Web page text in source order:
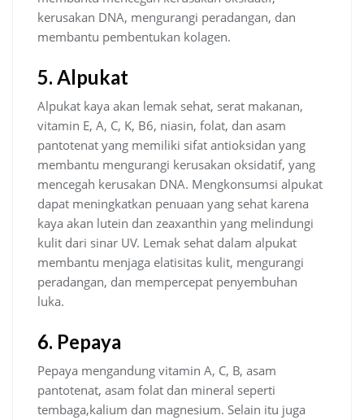
kerusakan DNA, mengurangi peradangan, dan
membantu pembentukan kolagen.
5. Alpukat
Alpukat kaya akan lemak sehat, serat makanan,
vitamin E, A, C, K, B6, niasin, folat, dan asam
pantotenat yang memiliki sifat antioksidan yang
membantu mengurangi kerusakan oksidatif, yang
mencegah kerusakan DNA. Mengkonsumsi alpukat
dapat meningkatkan penuaan yang sehat karena
kaya akan lutein dan zeaxanthin yang melindungi
kulit dari sinar UV. Lemak sehat dalam alpukat
membantu menjaga elatisitas kulit, mengurangi
peradangan, dan mempercepat penyembuhan
luka.
6. Pepaya
Pepaya mengandung vitamin A, C, B, asam
pantotenat, asam folat dan mineral seperti
tembaga,kalium dan magnesium. Selain itu juga